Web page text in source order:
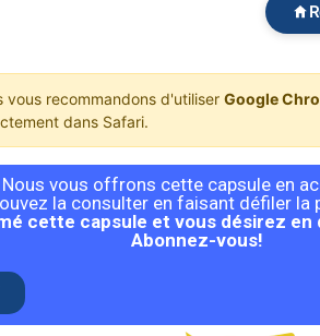
vous recommandons d'utiliser Google
dans Safari.
Nous vous offrons cette capsule en
la consulter en faisant défiler la
cette capsule et vous désirez
Abonnez-vous!